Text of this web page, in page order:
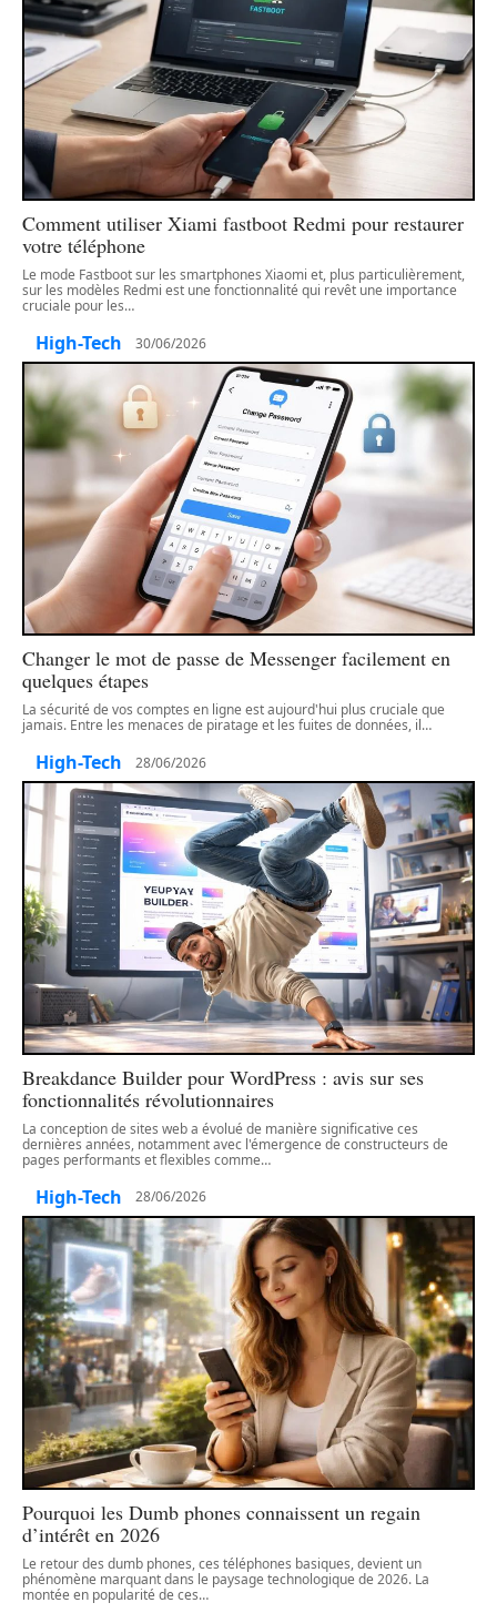
Comment utiliser Xiami fastboot Redmi pour restaurer
votre téléphone
Le mode Fastboot sur les smartphones Xiaomi et, plus particulièrement,
sur les modèles Redmi est une fonctionnalité qui revêt une importance
cruciale pour les…
High-Tech 30/06/2026
Changer le mot de passe de Messenger facilement en
quelques étapes
La sécurité de vos comptes en ligne est aujourd'hui plus cruciale que
jamais. Entre les menaces de piratage et les fuites de données, il…
High-Tech 28/06/2026
Breakdance Builder pour WordPress : avis sur ses
fonctionnalités révolutionnaires
La conception de sites web a évolué de manière significative ces
dernières années, notamment avec l'émergence de constructeurs de
pages performants et flexibles comme…
High-Tech 28/06/2026
Pourquoi les Dumb phones connaissent un regain
d’intérêt en 2026
Le retour des dumb phones, ces téléphones basiques, devient un
phénomène marquant dans le paysage technologique de 2026. La
montée en popularité de ces…